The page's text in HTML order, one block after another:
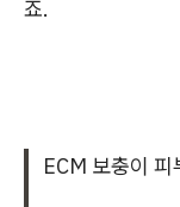
죠.
ECM 보충이